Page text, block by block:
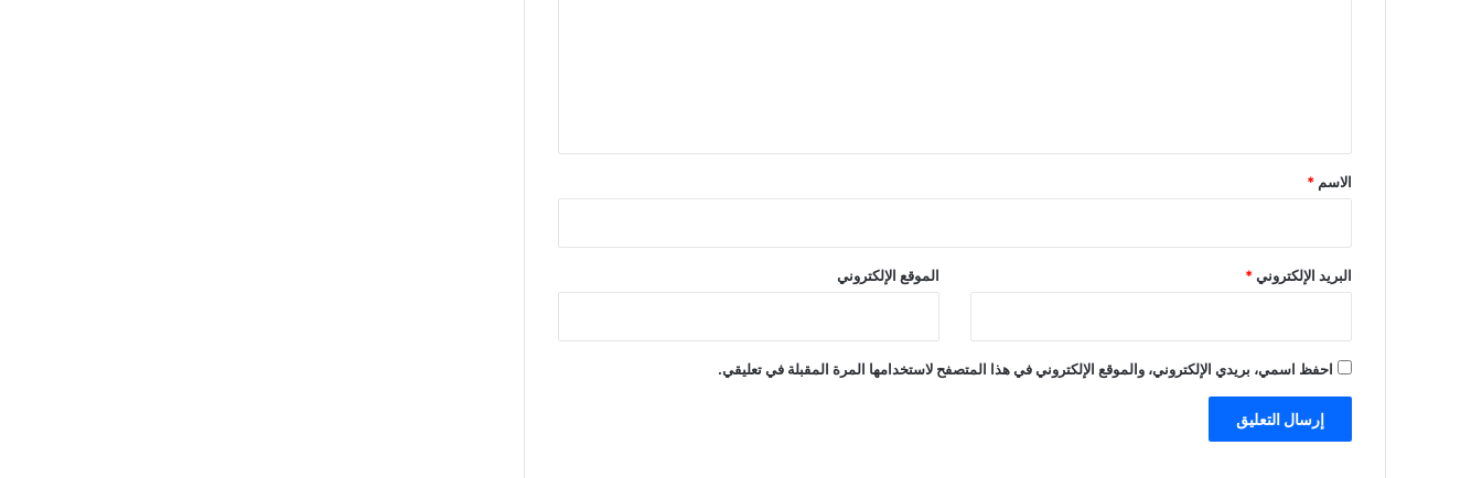
*
الاسم *
البريد الإلكتروني* الموقع الإلكتروني
احفظ اسمي، بريدي الإلكتروني، والموقع الإلكتروني في هذا المتصفح لاستخدامها المرة المقبلة في تعليقي.